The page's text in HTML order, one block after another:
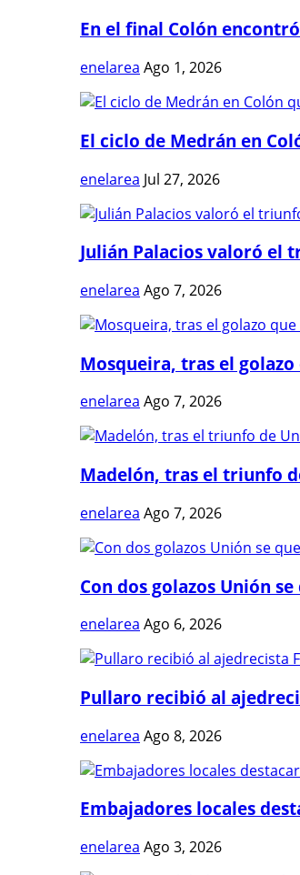
En el final Colón
enelarea Ago 1, 2026
El ciclo de Medrán en
enelarea Jul 27, 2026
Julián Palacios valoró el
enelarea Ago 7, 2026
Mosqueira, tras el
enelarea Ago 7, 2026
Madelón, tras el triunfo
enelarea Ago 7, 2026
Con dos golazos Unión
enelarea Ago 6, 2026
Pullaro recibió al
enelarea Ago 8, 2026
Embajadores locales
enelarea Ago 3, 2026